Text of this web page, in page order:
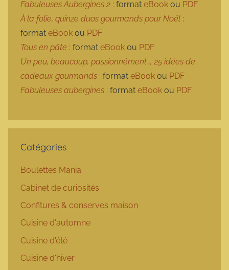
Fabuleuses Aubergines 2 : format eBook ou PDF
À la folie, quinze duos gourmands pour Noël :
format eBook ou PDF
Tous en pâte : format eBook ou PDF
Un peu, beaucoup, passionnément…, 25 idées de
cadeaux gourmands : format eBook ou PDF
Fabuleuses aubergines : format eBook ou PDF
Catégories
Boulettes Mania
Cabinet de curiosités
Confitures & conserves maison
Cuisine d'automne
Cuisine d'été
Cuisine d'hiver